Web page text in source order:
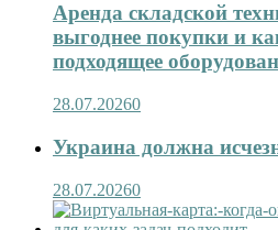
Аренда складской
выгоднее покупки и
подходящее
28.07.20260
Украина должна
28.07.20260